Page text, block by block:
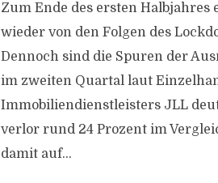
Zum Ende des ersten
wieder von den Folgen des
Dennoch sind die Spuren der
im zweiten Quartal laut
Immobiliendienstleisters JLL
verlor rund 24 Prozent im
damit auf...